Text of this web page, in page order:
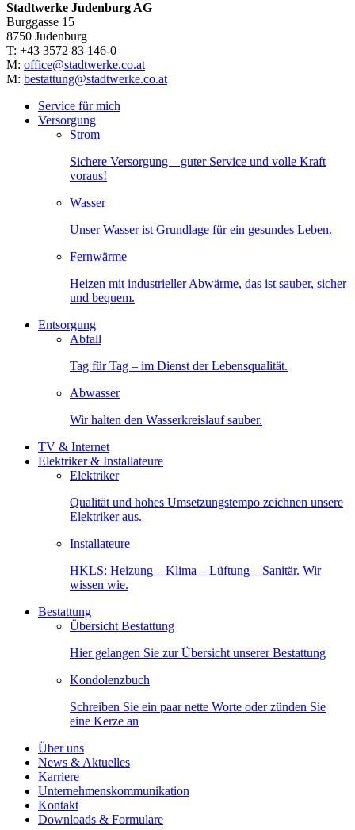
Stadtwerke Judenburg AG
Burggasse 15
8750 Judenburg
T: +43 3572 83 146-0
M: office@stadtwerke.co.at
M: bestattung@stadtwerke.co.at
Service für mich
Versorgung
Strom
Sichere Versorgung – guter Service und volle Kraft
voraus!
Wasser
Unser Wasser ist Grundlage für ein gesundes Leben.
Fernwärme
Heizen mit industrieller Abwärme, das ist sauber, sicher
und bequem.
Entsorgung
Abfall
Tag für Tag – im Dienst der Lebensqualität.
Abwasser
Wir halten den Wasserkreislauf sauber.
TV & Internet
Elektriker & Installateure
Elektriker
Qualität und hohes Umsetzungstempo zeichnen unsere
Elektriker aus.
Installateure
HKLS: Heizung – Klima – Lüftung – Sanitär. Wir
wissen wie.
Bestattung
Übersicht Bestattung
Hier gelangen Sie zur Übersicht unserer Bestattung
Kondolenzbuch
Schreiben Sie ein paar nette Worte oder zünden Sie
eine Kerze an
Über uns
News & Aktuelles
Karriere
Unternehmenskommunikation
Kontakt
Downloads & Formulare